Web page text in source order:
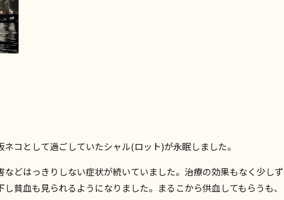
コとして過ごしていたシャル(ロット)が永眠しました。
どはっきりしない症状が続いていました。治療の効果もなく少しず
貧血も見られるようになりました。まるこから供血してもらうも、